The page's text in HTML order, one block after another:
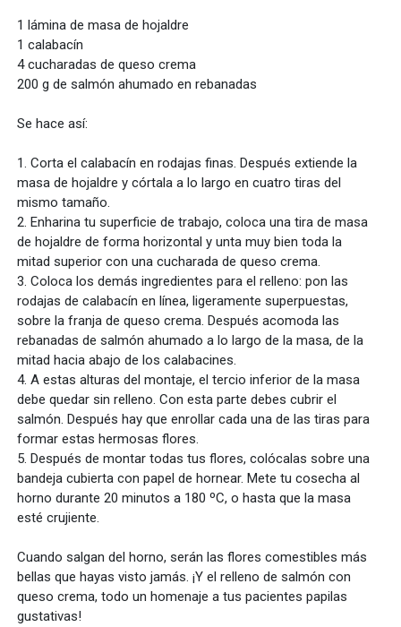
1 lámina de masa de hojaldre
1 calabacín
4 cucharadas de queso crema
200 g de salmón ahumado en rebanadas
Se hace así:
1. Corta el calabacín en rodajas finas. Después extiende la
masa de hojaldre y córtala a lo largo en cuatro tiras del
mismo tamaño.
2. Enharina tu superficie de trabajo, coloca una tira de masa
de hojaldre de forma horizontal y unta muy bien toda la
mitad superior con una cucharada de queso crema.
3. Coloca los demás ingredientes para el relleno: pon las
rodajas de calabacín en línea, ligeramente superpuestas,
sobre la franja de queso crema. Después acomoda las
rebanadas de salmón ahumado a lo largo de la masa, de la
mitad hacia abajo de los calabacines.
4. A estas alturas del montaje, el tercio inferior de la masa
debe quedar sin relleno. Con esta parte debes cubrir el
salmón. Después hay que enrollar cada una de las tiras para
formar estas hermosas flores.
5. Después de montar todas tus flores, colócalas sobre una
bandeja cubierta con papel de hornear. Mete tu cosecha al
horno durante 20 minutos a 180 ºC, o hasta que la masa
esté crujiente.
Cuando salgan del horno, serán las flores comestibles más
bellas que hayas visto jamás. ¡Y el relleno de salmón con
queso crema, todo un homenaje a tus pacientes papilas
gustativas!